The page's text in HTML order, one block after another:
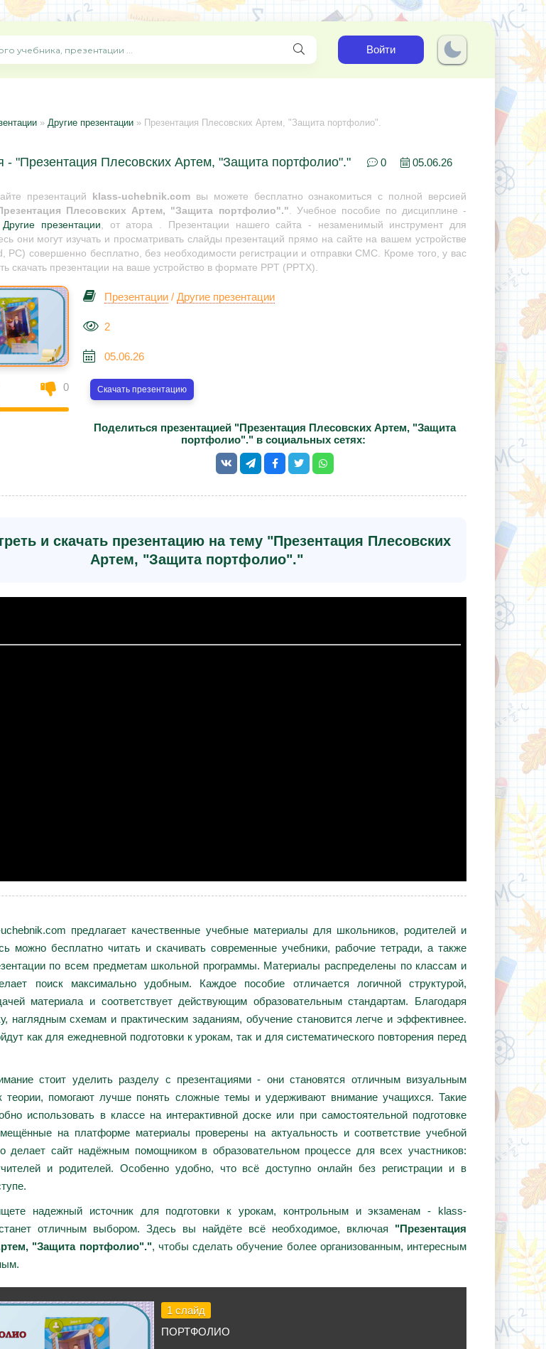
Войти
» Другие презентации » Презентация Плесовских Артем, "Защита портфолио".
- "Презентация Плесовских Артем, "Защита портфолио"." 0 05.06.26
презентаций klass-uchebnik.comвы можете бесплатно ознакомиться с полной версией
Плесовских Артем, "Защита портфолио".". Учебное пособие по дисциплине -
Другие презентации, от атора . Презентации нашего сайта - незаменимый инструмент для
они могут изучать и просматривать слайды презентаций прямо на сайте на вашем устройстве
PC) совершенно бесплатно, без необходимости регистрации и отправки СМС. Кроме того, у вас
скачать презентации на ваше устройство в формате PPT (PPTX).
0
Презентации / Другие презентации
2
05.06.26
Скачать презентацию
Поделиться презентацией "Презентация Плесовских Артем, "Защита
портфолио"." в социальных сетях:
и скачать презентацию на тему "Презентация Плесовских
Артем, "Защита портфолио"."
предлагает качественные учебные материалы для школьников, родителей и
можно бесплатно читать и скачивать современные учебники, рабочие тетради, а также
по всем предметам школьной программы. Материалы распределены по классам и
поиск максимально удобным. Каждое пособие отличается логичной структурой,
материала и соответствует действующим образовательным стандартам. Благодаря
наглядным схемам и практическим заданиям, обучение становится легче и эффективнее.
как для ежедневной подготовки к урокам, так и для систематического повторения перед
стоит уделить разделу с презентациями - они становятся отличным визуальным
теории, помогают лучше понять сложные темы и удерживают внимание учащихся. Такие
использовать в классе на интерактивной доске или при самостоятельной подготовке
на платформе материалы проверены на актуальность и соответствие учебной
делает сайт надёжным помощником в образовательном процессе для всех участников:
и родителей. Особенно удобно, что всё доступно онлайн без регистрации и в
надежный источник для подготовки к урокам, контрольным и экзаменам - klass-
отличным выбором. Здесь вы найдёте всё необходимое, включая "Презентация
"Защита портфолио".", чтобы сделать обучение более организованным, интересным
1 слайд
ПОРТФОЛИО